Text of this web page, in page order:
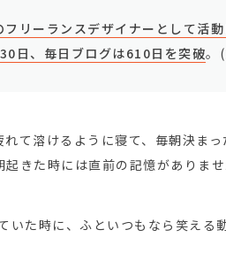
フリーランスデザイナーとして活
日、毎日ブログは610日を突破。
て溶けるように寝て、毎朝決ま
きた時には直前の記憶がありませ
た時に、ふといつもなら笑える